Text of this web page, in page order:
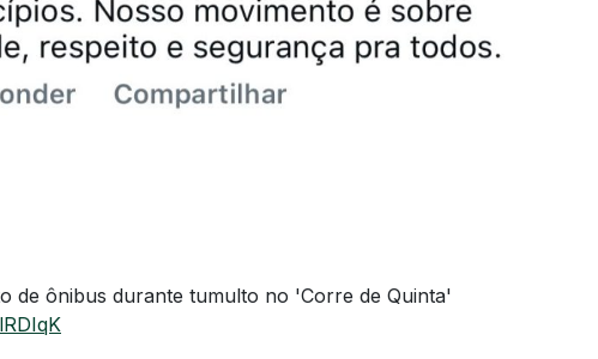
de ônibus durante tumulto no 'Corre de Quinta'